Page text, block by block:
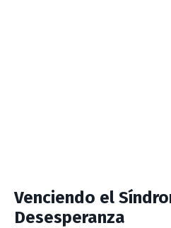
Venciendo el
Desesperanza